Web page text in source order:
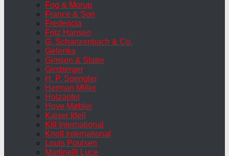
Fog & Morup
France & Son
Fredericia
Fritz Hansen
G. Schanzenbach & Co.
Gelenka
Gimson & Slater
Girsberger
H. P. Spengler
Herman Miller
Holzäpfel
Hove Møbler
Kaiser Idell
Kill International
Knoll International
Louis Poulsen
Martinelli Luce